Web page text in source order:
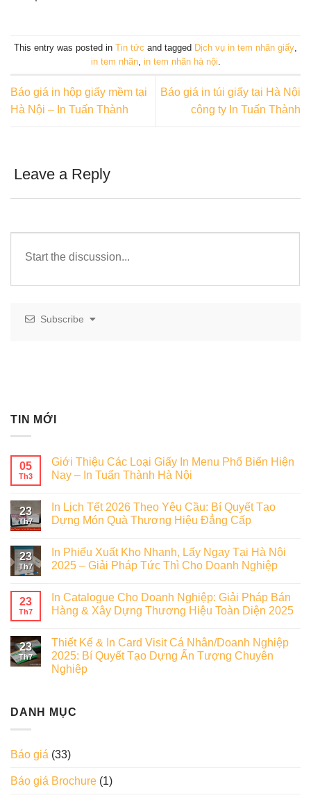
This entry was posted in Tin tức and tagged Dịch vụ in tem nhãn giấy
in tem nhãn, in tem nhãn hà nội
Báo giá in hộp giấy mềm tại
Hà Nội – In Tuấn Thành
Báo giá in túi giấy tại Hà Nội
công ty In Tuấn Thành
Leave a Reply
Subscribe
TIN MỚI
05
Th3
Giới Thiệu Các Loại Giấy In Menu Phổ Biến Hiện
Nay – In Tuấn Thành Hà Nội
23
Th7
In Lịch Tết 2026 Theo Yêu Cầu: Bí Quyết Tạo
Dựng Món Quà Thương Hiệu Đẳng Cấp
23
Th7
In Phiếu Xuất Kho Nhanh, Lấy Ngay Tại Hà Nội
2025 – Giải Pháp Tức Thì Cho Doanh Nghiệp
23
Th7
In Catalogue Cho Doanh Nghiệp: Giải Pháp Bán
Hàng & Xây Dựng Thương Hiệu Toàn Diện 2025
23
Th7
Thiết Kế & In Card Visit Cá Nhân/Doanh Nghiệp
2025: Bí Quyết Tạo Dựng Ấn Tượng Chuyên
Nghiệp
DANH MỤC
Báo giá (33)
Báo giá Brochure (1)